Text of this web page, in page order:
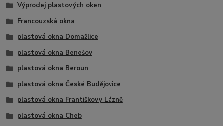
Výprodej plastových oken
Francouzská okna
plastová okna Domažlice
plastová okna Benešov
plastová okna Beroun
plastová okna České Budějovice
plastová okna Františkovy Lázně
plastová okna Cheb